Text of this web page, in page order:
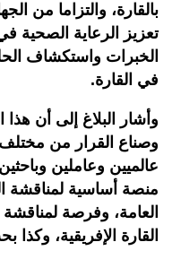
بالقارة، والتزاما من
تعزيز الرعاية الصحية
الخبرات واستكشاف
في القارة.
وأشار البلاغ إلى أن
وصناع القرار من مختلف
عالميين وعاملين
منصة أساسية لمناقشة
العامة، وفرصة
القارة الإفريقية،